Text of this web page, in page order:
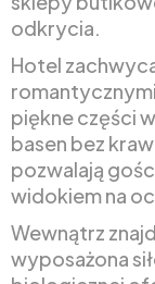
odkrycia.
Hotel
piękne części
basen bez
pozwalają
widokiem na
Wewnątrz
wyposażona